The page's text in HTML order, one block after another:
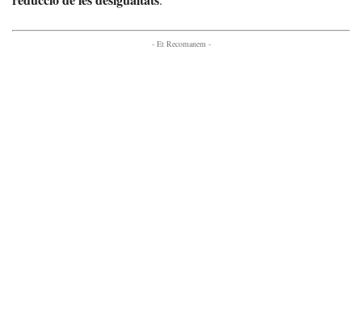
- Et Recomanem -